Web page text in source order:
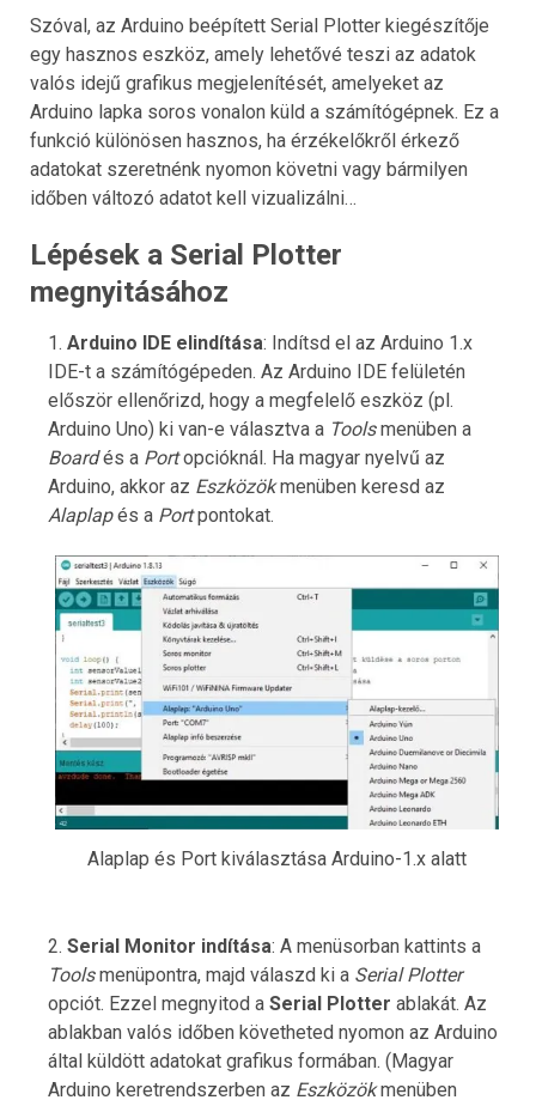
Szóval, az Arduino beépített Serial Plotter kiegészítője
egy hasznos eszköz, amely lehetővé teszi az adatok
valós idejű grafikus megjelenítését, amelyeket az
Arduino lapka soros vonalon küld a számítógépnek. Ez a
funkció különösen hasznos, ha érzékelőkről érkező
adatokat szeretnénk nyomon követni vagy bármilyen
időben változó adatot kell vizualizálni…
Lépések a Serial Plotter
megnyitásához
Arduino IDE elindítása: Indítsd el az Arduino 1.x
IDE-t a számítógépeden. Az Arduino IDE felületén
először ellenőrizd, hogy a megfelelő eszköz (pl.
Arduino Uno) ki van-e választva a Toolsmenüben a
Boardés a Portopcióknál. Ha magyar nyelvű az
Arduino, akkor az Eszközökmenüben keresd az
Alaplapés a Portpontokat.
Alaplap és Port kiválasztása Arduino-1.x alatt
Serial Monitor indítása: A menüsorban kattints a
Toolsmenüpontra, majd válaszd ki a Serial Plotter
opciót. Ezzel megnyitod a Serial Plotter ablakát. Az
ablakban valós időben követheted nyomon az Arduino
által küldött adatokat grafikus formában. (Magyar
Arduino keretrendszerben az Eszközökmenüben